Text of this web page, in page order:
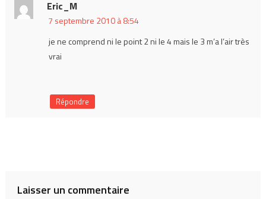
Eric_M
7 septembre 2010 à 8:54
je ne comprend ni le point 2 ni le 4 mais le 3 m’a l’air très
vrai
Répondre
Laisser un commentaire